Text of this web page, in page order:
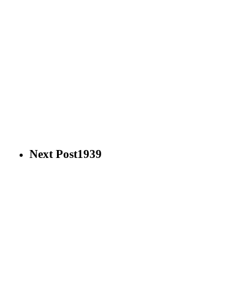
Next Post1939